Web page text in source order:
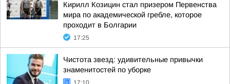
Кирилл Козицин стал призером Первенства
мира по академической гребле, которое
проходит в Болгарии
17:25
Чистота звезд: удивительные привычки
знаменитостей по уборке
17:10